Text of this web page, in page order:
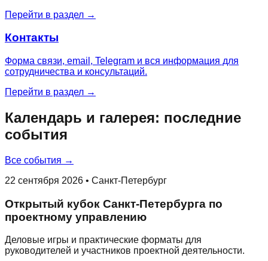
Перейти в раздел →
Контакты
Форма связи, email, Telegram и вся информация для
сотрудничества и консультаций.
Перейти в раздел →
Календарь и галерея: последние
события
Все события →
22 сентября 2026 • Санкт-Петербург
Открытый кубок Санкт-Петербурга по
проектному управлению
Деловые игры и практические форматы для
руководителей и участников проектной деятельности.